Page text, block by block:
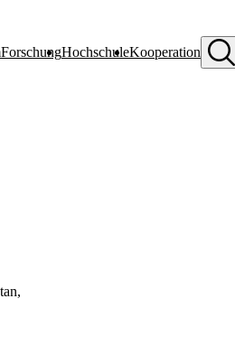
ForschungHochschuleKooperation